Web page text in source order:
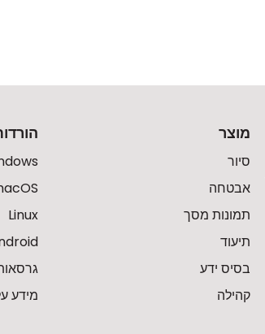
מוצר
סיור
אבטחה
תמונות מסך
תיעוד
בסיס ידע
קהילה
Linux
מידע